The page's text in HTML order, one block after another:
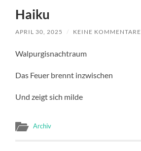
Haiku
APRIL 30, 2025 / KEINE KOMMENTARE
Walpurgisnachtraum
Das Feuer brennt inzwischen
Und zeigt sich milde
Archiv